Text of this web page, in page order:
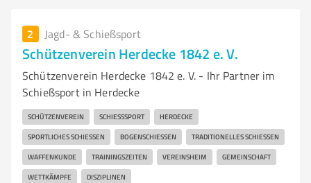
2 Jagd- & Schießsport
Schützenverein Herdecke 1842 e. V.
Schützenverein Herdecke 1842 e. V. - Ihr Partner im
Schießsport in Herdecke
SCHÜTZENVEREIN SCHIESSSPORT HERDECKE
SPORTLICHES SCHIESSEN BOGENSCHIESSEN TRADITIONELLES SCHIESSEN
WAFFENKUNDE TRAININGSZEITEN VEREINSHEIM GEMEINSCHAFT
WETTKÄMPFE DISZIPLINEN